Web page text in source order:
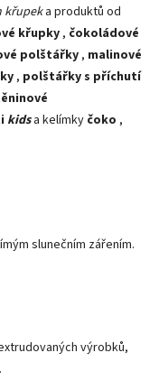
křupeka produktů od
křupky , čokoládové
polštářky , malinové
, polštářky s příchutí
kidsa kelímky čoko ,
slunečním zářením.
výrobků,